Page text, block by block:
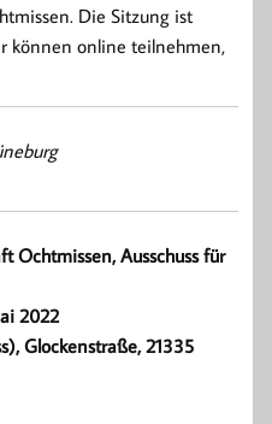
Die Sitzung ist
können online teilnehmen,
Ochtmissen, Ausschuss für
2022
Glockenstraße, 21335